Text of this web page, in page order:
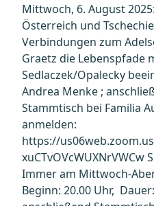
Mittwoch, 6. August
Österreich und
Verbindungen zum
Graetz die Lebenspfade
Sedlaczek/Opalecky
Andrea Menke ;
Stammtisch bei Familia
anmelden:
https://
xuCTvOVcWUXNrVWCw
Immer am Mittwoch-
Beginn: 20.00 Uhr,